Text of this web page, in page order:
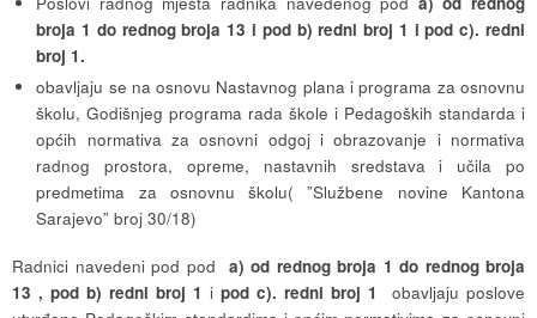
broja 1 do rednog broja 13 i pod b) redni broj 1 i pod c). redni
broj 1.
obavljaju se na osnovu Nastavnog plana i programa za osnovnu
školu, Godišnjeg programa rada škole i Pedagoških standarda i
općih normativa za osnovni odgoj i obrazovanje i normativa
radnog prostora, opreme, nastavnih sredstava i učila po
predmetima za osnovnu školu( ”Službene novine Kantona
Sarajevo” broj 30/18)
Radnici navedeni pod pod a) od rednog broja 1 do rednog broja
13 , pod b) redni broj 1 i pod c). redni broj 1
obavljaju poslove